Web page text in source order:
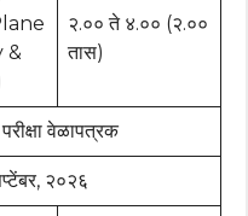
&
२.०० ते ४.०० (२.००
तास)
वेळापत्रक
२०२६